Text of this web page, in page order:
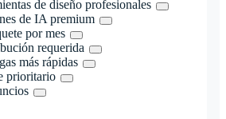
de diseño profesionales
de IA premium
por mes
requerida
más rápidas
prioritario